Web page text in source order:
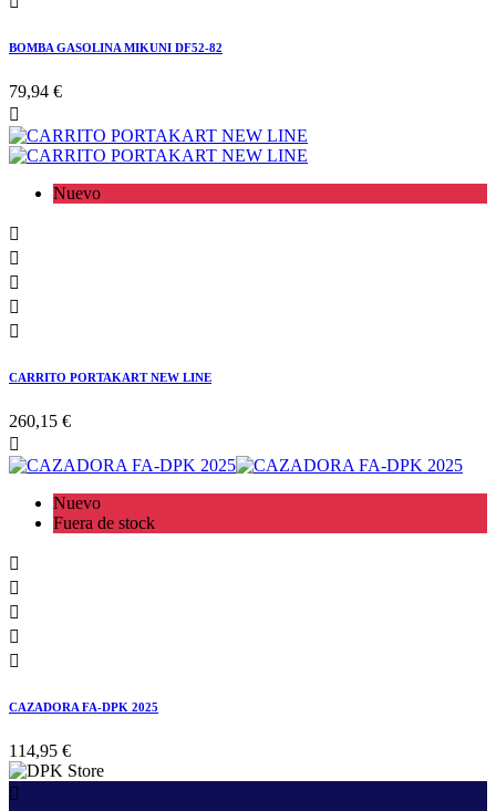
BOMBA GASOLINA MIKUNI DF52-82
79,94 €

Nuevo





CARRITO PORTAKART NEW LINE
260,15 €

Nuevo
Fuera de stock





CAZADORA FA-DPK 2025
114,95 €
